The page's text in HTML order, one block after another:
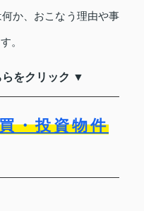
か、おこなう理由や事
。
をクリック ▼
・投資物件